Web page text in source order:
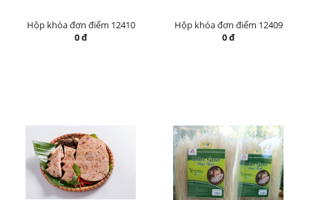
Hộp khóa đơn điểm 12410
0 đ
Hộp khóa đơn điểm 12409
0 đ